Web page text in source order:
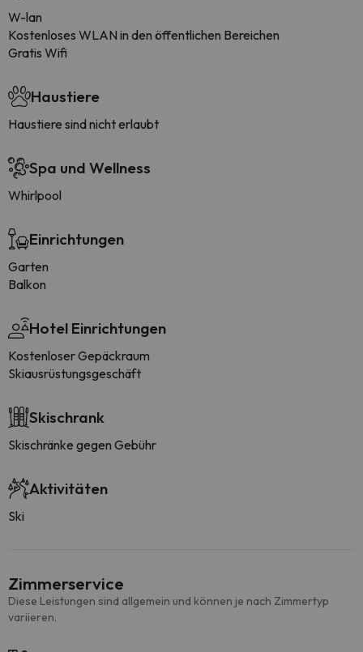
W-lan
Kostenloses WLAN in den öffentlichen Bereichen
Gratis Wifi
Haustiere
Haustiere sind nicht erlaubt
Spa und Wellness
Whirlpool
Einrichtungen
Garten
Balkon
Hotel Einrichtungen
Kostenloser Gepäckraum
Skiausrüstungsgeschäft
Skischrank
Skischränke gegen Gebühr
Aktivitäten
Ski
Zimmerservice
Diese Leistungen sind allgemein und können je nach Zimmertyp
variieren.